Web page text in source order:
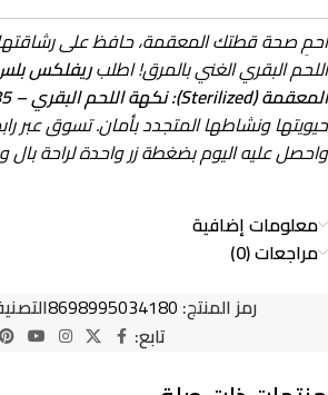
احمِ صحة قطتك المعقمة، حافظ على
اللحم البقري الغني بالمرق! اطلبريفلكس
المعقمة (Sterilized): نكهة اللحم البقري – 85 جم
حيويتها ونشاطها المتجدد بأمان. تسوق عبر
واحصل عليه اليوم بضغطة زر واحدة لراحة
معلومات إضافية
مراجعات (0)
رمز المنتج: 8698995034180
تابع: